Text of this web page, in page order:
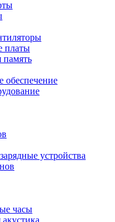
платы
память
обеспечение
устройства
часы